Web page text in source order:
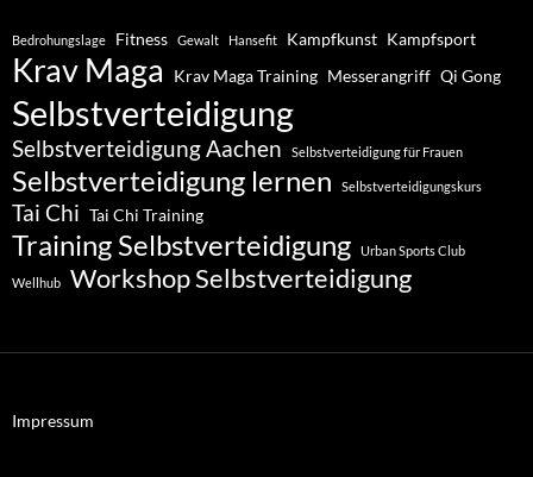
Bedrohungslage Fitness Gewalt Hansefit Kampfkunst Kampfsport
Krav Maga Krav Maga Training Messerangriff Qi Gong
Selbstverteidigung
Selbstverteidigung Aachen Selbstverteidigung für Frauen
Selbstverteidigung lernen Selbstverteidigungskurs
Tai Chi Tai Chi Training
Training Selbstverteidigung Urban Sports Club
Wellhub Workshop Selbstverteidigung
Impressum